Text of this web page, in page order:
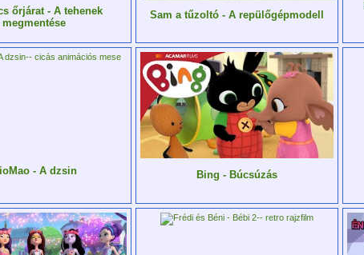
őrjárat - A tehenek
megmentése
Sam a tűzoltó - A repülőgépmodell
- A dzsin Bing - Búcsúzás